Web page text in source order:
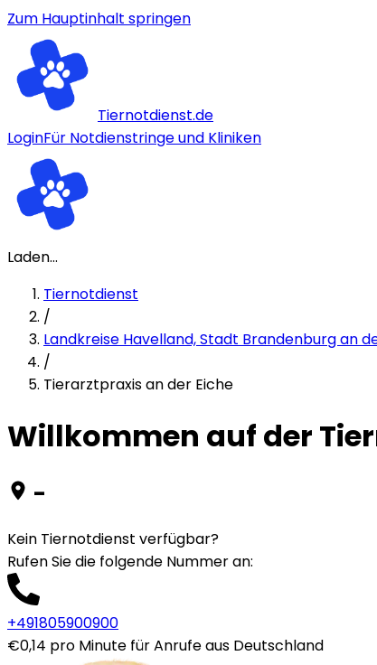
Zum Hauptinhalt springen
Tiernotdienst.de
LoginFür Notdienstringe und Kliniken
Laden...
Tiernotdienst
/
Landkreise Havelland, Stadt Brandenburg an
/
Tierarztpraxis an der Eiche
Willkommen auf der
-
Kein Tiernotdienst verfügbar?
Rufen Sie die folgende Nummer an:
+491805900900
€0,14 pro Minute für Anrufe aus Deutschland